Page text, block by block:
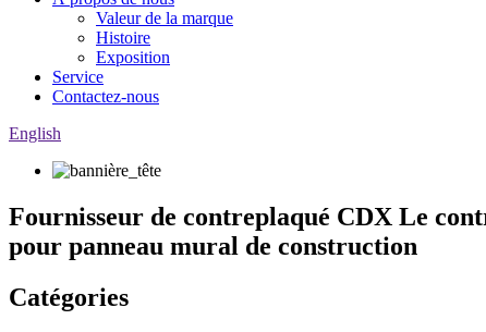
Valeur de la marque
Histoire
Exposition
Service
Contactez-nous
English
Fournisseur de contreplaqué CDX Le
pour panneau mural de construction
Catégories